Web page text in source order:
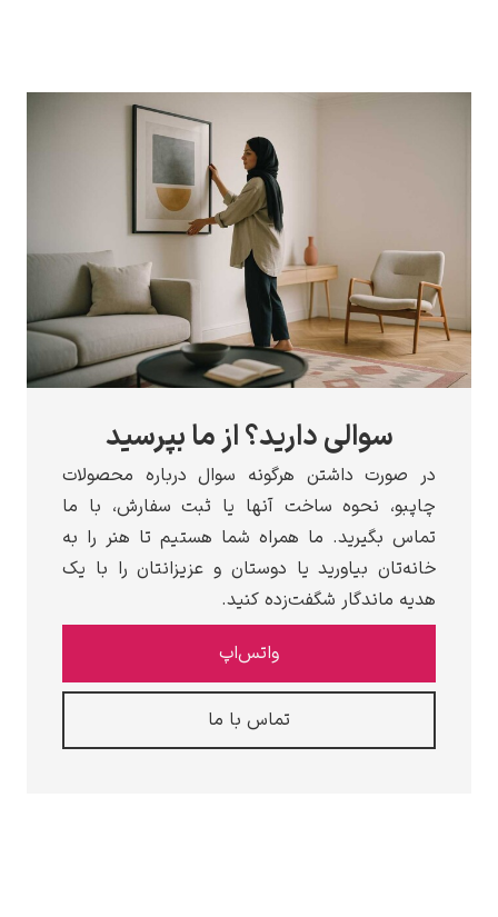
سوالی دارید؟ از ما بپرسید
در صورت داشتن هرگونه سوال درباره محصولات
چاپبو، نحوه ساخت آنها یا ثبت سفارش، با ما
تماس بگیرید. ما همراه شما هستیم تا هنر را به
خانه‌تان بیاورید یا دوستان و عزیزانتان را با یک
هدیه ماندگار شگفت‌زده کنید.
واتس‌اپ
تماس با ما